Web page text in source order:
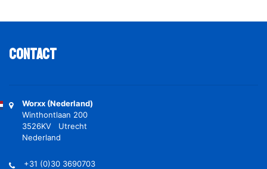
Contact
Worxx (Nederland)
Winthontlaan 200
3526KV Utrecht
Nederland
+31 (0)30 3690703